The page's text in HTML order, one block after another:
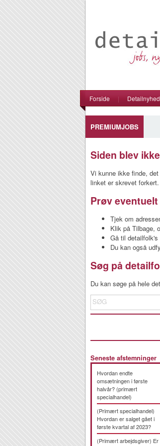
Forside |
PREMIUMJOBS
Siden blev
Vi kunne ikke finde,
linket er skrevet forkert.
Prøv
Tjek om
Klik på Tilbage,
Gå til detailfolk's
Du kan også
Søg på
Du kan søge på hele
Seneste afstemninger
Hvordan endte
omsætningen i første
halvår? (primært
specialhandel)
(Primært specialhandel)
Hvordan er salget gået i
første kvartal af 2023?
(Primært arbejdsgiver) Er